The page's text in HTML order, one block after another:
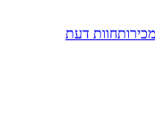
מכירותחוות דעת